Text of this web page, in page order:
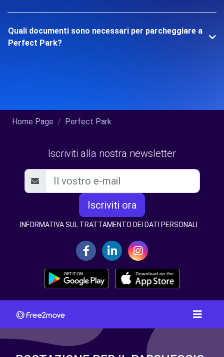
Quali documenti sono necessari per parcheggiare a
Perfect Park?
Home Page Perfect Park
Iscriviti alla nostra newsletter
Iscriviti ora
INFORMATIVA SUL TRATTAMENTO DEI DATI PERSONALI